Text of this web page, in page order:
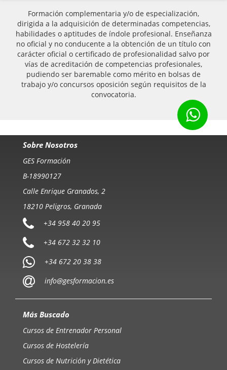
Formación complementaria y/o de especialización,
dirigida a la adquisición de determinadas competencias,
habilidades o aptitudes de índole profesional. Enseñanza
no oficial y no conducente a la obtención de un título con
carácter oficial o certificado de profesionalidad salvo por
vías de acreditación de competencias profesionales,
pudiendo ser baremable como mérito en bolsas de
trabajo y/o concursos oposición según requisitos de la
convocatoria.
Sobre Nosotros
GES Formación
B-18990127
Calle Enrique Granados, 2
18210 Peligros, Granada
+34 958 40 20 95
+34 672 32 32 10
+34 672 20 38 38
info@gesformacion.es
Más Buscado
Cursos de Entrenador Personal
Cursos de Hostelería
Cursos de Nutrición y Dietética